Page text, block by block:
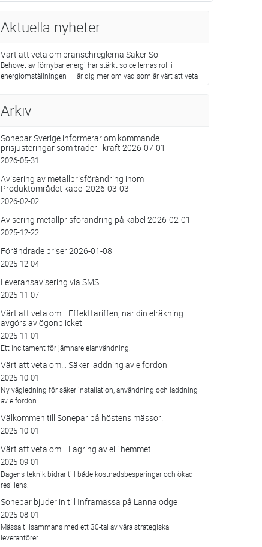
Aktuella nyheter
Värt att veta om branschreglerna Säker Sol
Behovet av förnybar energi har stärkt solcellernas roll i
energiomställningen – lär dig mer om vad som är värt att veta
Arkiv
Sonepar Sverige informerar om kommande
prisjusteringar som träder i kraft 2026-07-01
2026-05-31
Avisering av metallprisförändring inom
Produktområdet kabel 2026-03-03
2026-02-02
Avisering metallprisförändring på kabel 2026-02-01
2025-12-22
Förändrade priser 2026-01-08
2025-12-04
Leveransavisering via SMS
2025-11-07
Värt att veta om… Effekttariffen, när din elräkning
avgörs av ögonblicket
2025-11-01
Ett incitament för jämnare elanvändning.
Värt att veta om… Säker laddning av elfordon
2025-10-01
Ny vägledning för säker installation, användning och laddning
av elfordon
Välkommen till Sonepar på höstens mässor!
2025-10-01
Värt att veta om... Lagring av el i hemmet
2025-09-01
Dagens teknik bidrar till både kostnadsbesparingar och ökad
resiliens.
Sonepar bjuder in till Inframässa på Lannalodge
2025-08-01
Mässa tillsammans med ett 30-tal av våra strategiska
leverantörer.